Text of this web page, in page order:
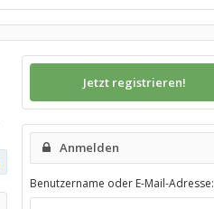
Jetzt registrieren!
Anmelden
Benutzername oder E-Mail-Adresse: